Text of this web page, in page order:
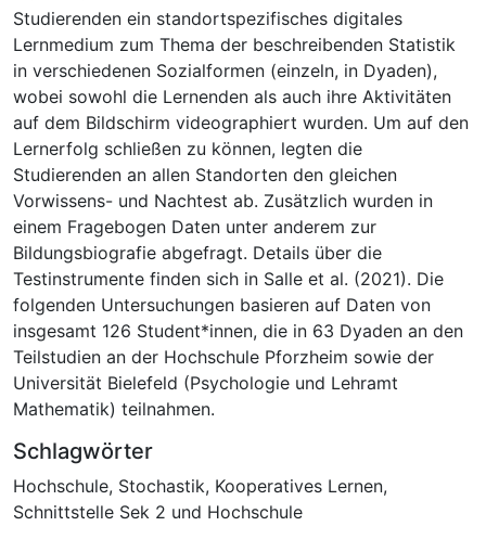
Studierenden ein standortspezifisches digitales
Lernmedium zum Thema der beschreibenden Statistik
in verschiedenen Sozialformen (einzeln, in Dyaden),
wobei sowohl die Lernenden als auch ihre Aktivitäten
auf dem Bildschirm videographiert wurden. Um auf den
Lernerfolg schließen zu können, legten die
Studierenden an allen Standorten den gleichen
Vorwissens- und Nachtest ab. Zusätzlich wurden in
einem Fragebogen Daten unter anderem zur
Bildungsbiografie abgefragt. Details über die
Testinstrumente finden sich in Salle et al. (2021). Die
folgenden Untersuchungen basieren auf Daten von
insgesamt 126 Student*innen, die in 63 Dyaden an den
Teilstudien an der Hochschule Pforzheim sowie der
Universität Bielefeld (Psychologie und Lehramt
Mathematik) teilnahmen.
Schlagwörter
Hochschule, Stochastik, Kooperatives Lernen,
Schnittstelle Sek 2 und Hochschule